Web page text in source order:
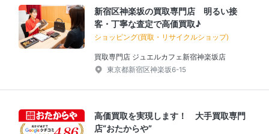
新宿区神楽坂の買取専門店 明るい接
客・丁寧な査定で高価買取♪
ショッピング(買取・リサイクルショップ)
買取専門店 ジュエルカフェ新宿神楽坂店
東京都新宿区神楽坂6-15
高価買取を実現します！ 大手買取専門
店“おたからや”